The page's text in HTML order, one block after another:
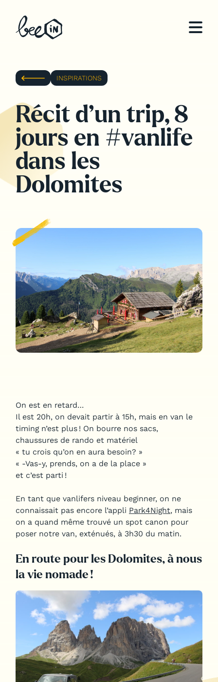
Notre expertise
Teams building sur mesure
Organisation de séminaires
d’entreprise
Organisation d’offsites & voyages
incentive
Notre application
Jobs
INSPIRATIONS
Récit d’un trip, 8
jours en #vanlife
dans les
Dolomites
On est en retard…
Il est 20h, on devait partir à 15h, mais en van le
timing n’est plus ! On bourre nos sacs,
chaussures de rando et matériel
« tu crois qu’on en aura besoin? »
« -Vas-y, prends, on a de la place »
et c’est parti !
En tant que vanlifers niveau beginner, on ne
connaissait pas encore l’appli Park4Night, mais
on a quand même trouvé un spot canon pour
poser notre van, exténués, à 3h30 du matin.
En route pour les Dolomites, à nous
la vie nomade !